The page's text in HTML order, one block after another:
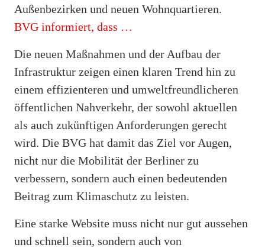
Außenbezirken und neuen Wohnquartieren.
BVG informiert, dass …
Die neuen Maßnahmen und der Aufbau der
Infrastruktur zeigen einen klaren Trend hin zu
einem effizienteren und umweltfreundlicheren
öffentlichen Nahverkehr, der sowohl aktuellen
als auch zukünftigen Anforderungen gerecht
wird. Die BVG hat damit das Ziel vor Augen,
nicht nur die Mobilität der Berliner zu
verbessern, sondern auch einen bedeutenden
Beitrag zum Klimaschutz zu leisten.
Eine starke Website muss nicht nur gut aussehen
und schnell sein, sondern auch von